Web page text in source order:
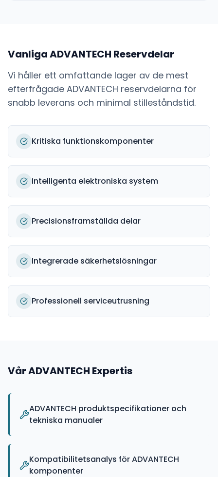
VanligaADVANTECH Reservdelar
Vi håller ett omfattande lager av de mest
efterfrågade ADVANTECH reservdelarna för
snabb leverans och minimal stilleståndstid.
Kritiska funktionskomponenter
Intelligenta elektroniska system
Precisionsframställda delar
Integrerade säkerhetslösningar
Professionell serviceutrusning
VårADVANTECH Expertis
ADVANTECH produktspecifikationer och
tekniska manualer
Kompatibilitetsanalys för ADVANTECH
komponenter